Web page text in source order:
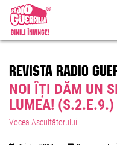
REVISTA RADIO
NOI ÎȚI DĂM UN
LUMEA! (S.2.E.9.)
Vocea Ascultătorului